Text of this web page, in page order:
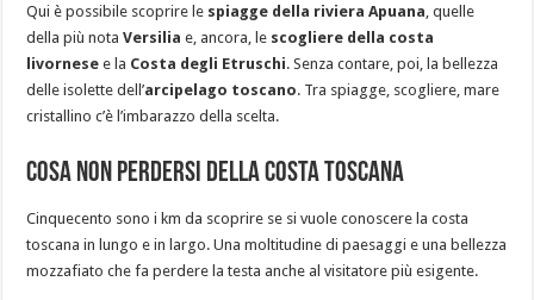
Qui è possibile scoprire le spiagge della riviera Apuana , quelle
della più notaVersilia e, ancora, le scogliere della costa
livornese e la Costa degli Etruschi. Senza contare, poi, la bellezza
delle isolette dell’arcipelago toscano. Tra spiagge, scogliere, mare
cristallino c’è l’imbarazzo della scelta.
Cosa non perdersi della costa toscana
Cinquecento sono i km da scoprire se si vuole conoscere la costa
toscana in lungo e in largo. Una moltitudine di paesaggi e una bellezza
mozzafiato che fa perdere la testa anche al visitatore più esigente.